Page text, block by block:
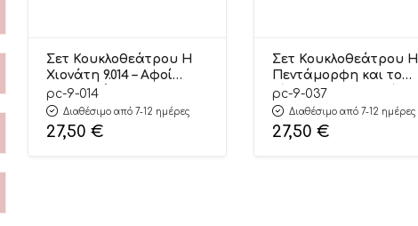
Σετ Κουκλοθεάτρου Η
Χιονάτη 9.014 – Αφοί
Καλαντζή
pc-9-014
Διαθέσιμο από 7-12 ημέρες
27,50 €
Σετ Κουκλοθεάτρου Η
Πεντάμορφη και το
Τέρας 9.037# – Αφοί
Καλαντζή
pc-9-037
Διαθέσιμο από 7-12 ημέρες
27,50 €